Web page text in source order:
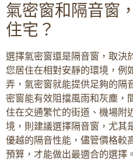
氣密窗和隔音窗
住宅？
選擇氣密窗還是隔音窗，取決
您居住在相對安靜的環境，例
弄，氣密窗就能提供足夠的隔
密窗能有效阻擋風雨和灰塵，
住在交通繁忙的街道、機場附
境，則建議選擇隔音窗，尤其
優越的隔音性能，儘管價格較
預算，才能做出最適合的選擇。